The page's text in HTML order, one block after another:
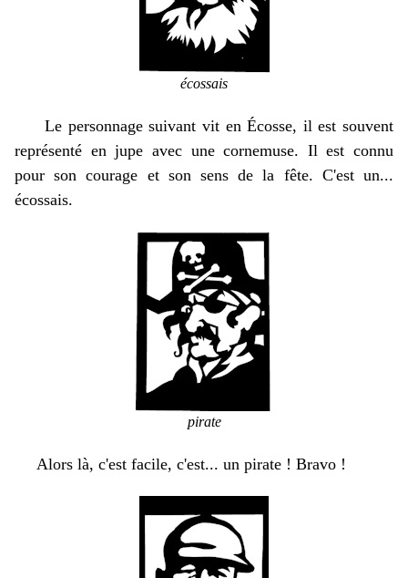
écossais
Le personnage suivant vit enÉcosse, il est souvent
représenté en jupe avec une cornemuse. Il est connu
pour son courage et son sens de la fête. C'est un...
écossais.
pirate
Alors là, c'est facile, c'est... un pirate ! Bravo !